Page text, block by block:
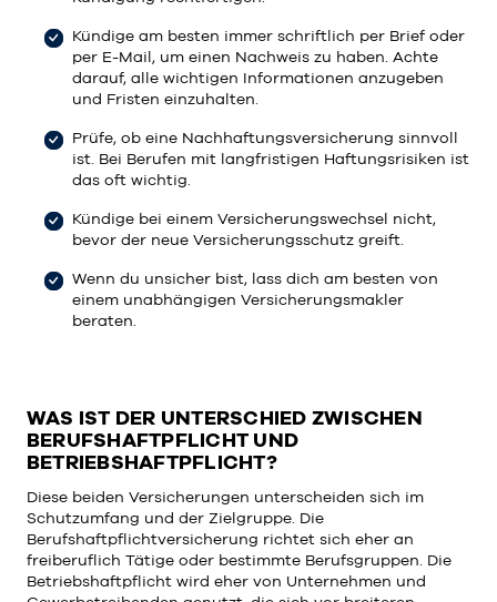
Kündige am besten immer schriftlich per Brief oder
per E-Mail, um einen Nachweis zu haben. Achte
darauf, alle wichtigen Informationen anzugeben
und Fristen einzuhalten.
Prüfe, ob eine Nachhaftungsversicherung sinnvoll
ist. Bei Berufen mit langfristigen Haftungsrisiken ist
das oft wichtig.
Kündige bei einem Versicherungswechsel nicht,
bevor der neue Versicherungsschutz greift.
Wenn du unsicher bist, lass dich am besten von
einem unabhängigen Versicherungsmakler
beraten.
WAS IST DER UNTERSCHIED ZWISCHEN
BERUFSHAFTPFLICHT UND
BETRIEBSHAFTPFLICHT?
Diese beiden Versicherungen unterscheiden sich im
Schutzumfang und der Zielgruppe. Die
Berufshaftpflichtversicherung richtet sich eher an
freiberuflich Tätige oder bestimmte Berufsgruppen. Die
Betriebshaftpflicht wird eher von Unternehmen und